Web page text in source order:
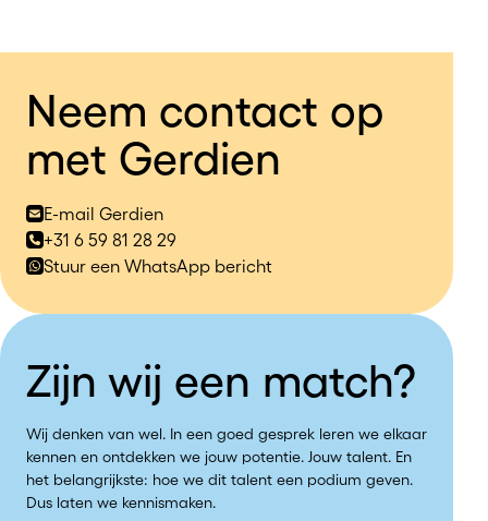
Neem contact op
met Gerdien
E-mail Gerdien
+31 6 59 81 28 29
Stuur een WhatsApp bericht
Zijn wij een match?
Wij denken van wel. In een goed gesprek leren we elkaar
kennen en ontdekken we jouw potentie. Jouw talent. En
het belangrijkste: hoe we dit talent een podium geven.
Dus laten we kennismaken.